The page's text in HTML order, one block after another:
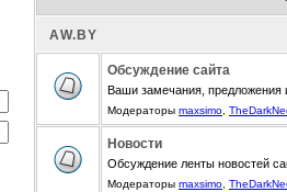
АW.BY
Обсуждение сайта
Ваши замечания, предложения
Модераторы maxsimo
Новости
Обсуждение ленты новостей
Модераторы maxsimo